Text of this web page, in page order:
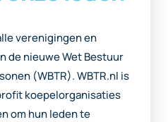
verenigingen en
de nieuwe Wet Bestuur
(WBTR). WBTR.nl is
koepelorganisaties
om hun leden te